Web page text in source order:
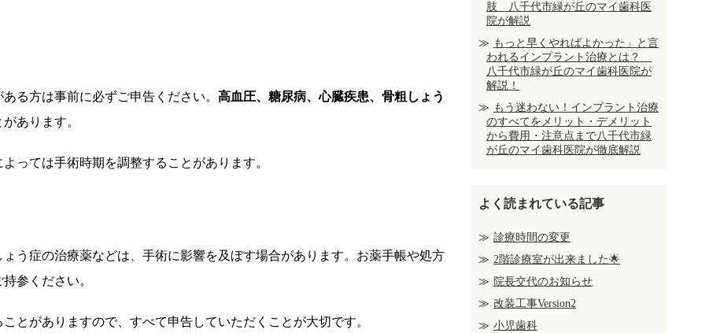
る方は事前に必ずご申告ください。 高血圧、糖尿病、心臓疾患、骨粗しょう
あります。
っては手術時期を調整することがあります。
う症の治療薬などは、手術に影響を及ぼす場合があります。お薬手帳や処方
参ください。
とがありますので、すべて申告していただくことが大切です。
肢 八千代市緑が丘のマイ歯科医
院が解説
もっと早くやればよかった」と言
われるインプラント治療とは？
八千代市緑が丘のマイ歯科医院が
解説！
もう迷わない！インプラント治療
のすべてをメリット・デメリット
から費用・注意点まで八千代市緑
が丘のマイ歯科医院が徹底解説
よく読まれている記事
診療時間の変更
2階診療室が出来ました🌟
院長交代のお知らせ
改装工事Version2
小児歯科